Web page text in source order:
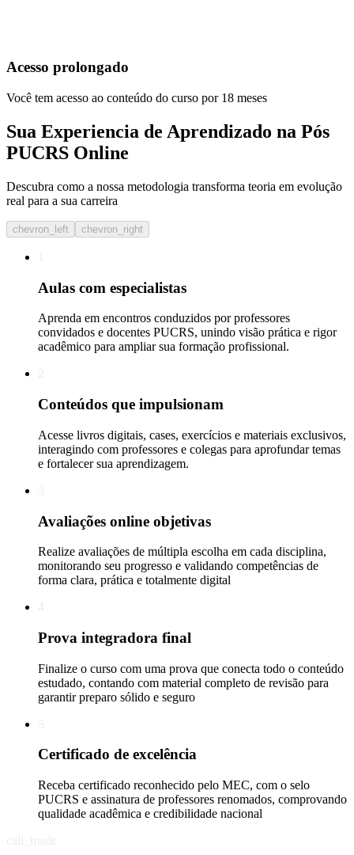
Acesso prolongado
Você tem acesso ao conteúdo do curso por 18 meses
Sua Experiencia de Aprendizado na Pós
PUCRS Online
Descubra como a nossa metodologia transforma teoria em evolução
real para a sua carreira​
chevron_left chevron_right
Aulas com especialistas
Aprenda em encontros conduzidos por professores
convidados e docentes PUCRS, unindo visão prática e rigor
acadêmico para ampliar sua formação profissional.
Conteúdos que impulsionam
Acesse livros digitais, cases, exercícios e materiais exclusivos,
interagindo com professores e colegas para aprofundar temas
e fortalecer sua aprendizagem.
Avaliações online objetivas
Realize avaliações de múltipla escolha em cada disciplina,
monitorando seu progresso e validando competências de
forma clara, prática e totalmente digital
Prova integradora final
Finalize o curso com uma prova que conecta todo o conteúdo
estudado, contando com material completo de revisão para
garantir preparo sólido e seguro
Certificado de excelência
Receba certificado reconhecido pelo MEC, com o selo
PUCRS e assinatura de professores renomados, comprovando
qualidade acadêmica e credibilidade nacional